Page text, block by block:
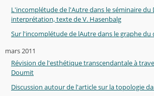
L'incomplétude de l'Autre dans le séminaire du
interprétation, texte de V. Hasenbalg
Sur l'incomplétude de lAutre dans le graphe du
mars 2011
Révision de l'esthétique transcendantale à
Doumit
Discussion autour de l'article sur la topologie